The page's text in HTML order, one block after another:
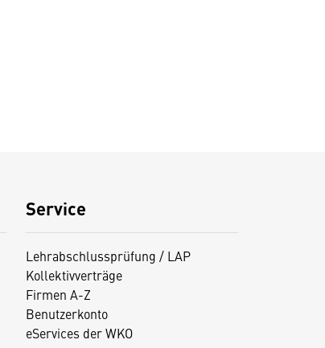
Service
Lehrabschlussprüfung / LAP
Kollektivverträge
Firmen A-Z
Benutzerkonto
eServices der WKO